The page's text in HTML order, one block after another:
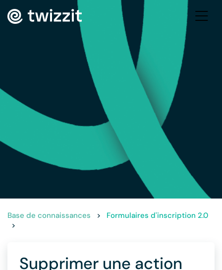
Base de connaissances >
Formulaires d'inscription 2.0
>
Supprimer une action